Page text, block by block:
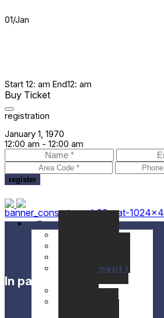
01/Jan
Start 12: am End12: am
Buy Ticket
registration
January 1, 1970
12:00 am - 12:00 am
Festival
Allotjament i
banner_conserts_web20-cat-
In partnership with